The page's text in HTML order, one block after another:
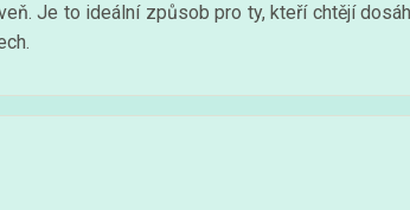
Je to ideální způsob pro ty, kteří chtějí